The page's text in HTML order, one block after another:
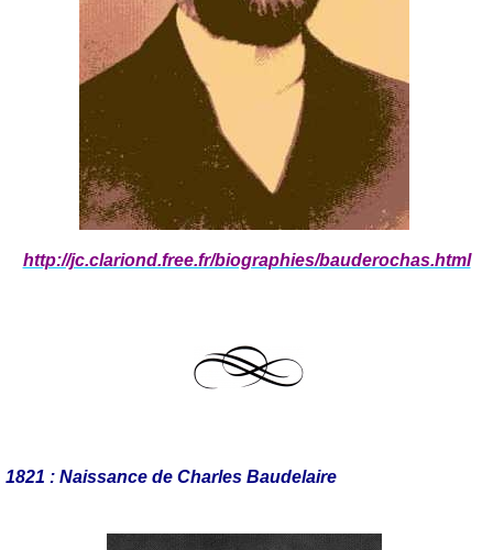
http://jc.clariond.free.fr/biographies/bauderochas.html
1821 : Naissance de Charles Baudelaire